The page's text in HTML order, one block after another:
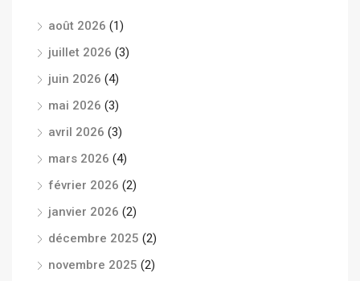
août 2026 (1)
juillet 2026 (3)
juin 2026 (4)
mai 2026 (3)
avril 2026 (3)
mars 2026 (4)
février 2026 (2)
janvier 2026 (2)
décembre 2025 (2)
novembre 2025 (2)